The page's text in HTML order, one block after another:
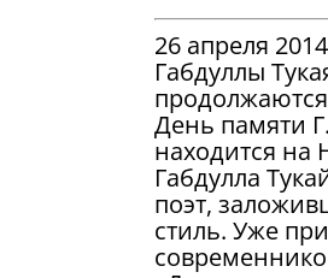
26 апреля
Габдуллы
День памяти
находится на
Габдулла
поэт,
стиль. Уже